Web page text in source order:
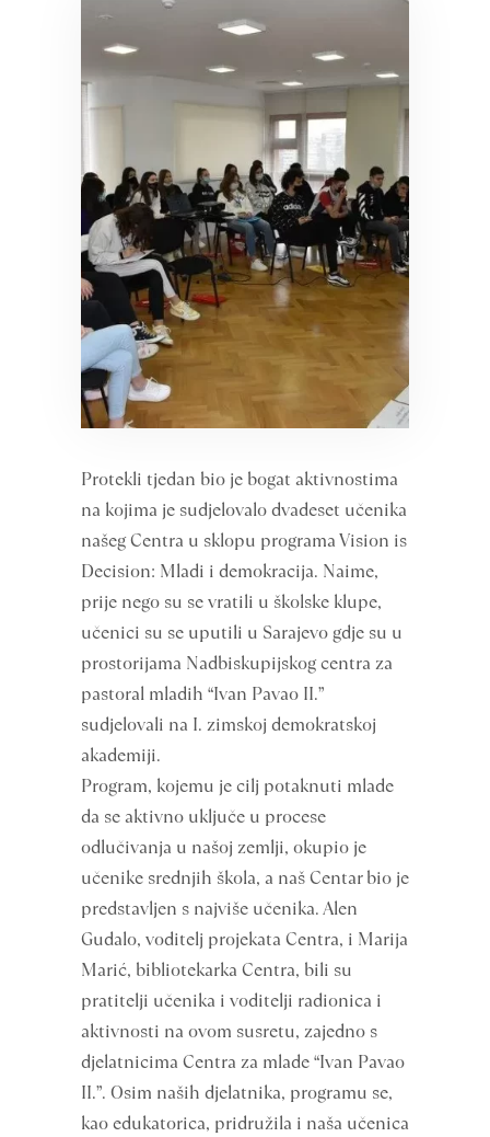
Protekli tjedan bio je bogat aktivnostima
na kojima je sudjelovalo dvadeset učenika
našeg Centra u sklopu programa Vision is
Decision: Mladi i demokracija. Naime,
prije nego su se vratili u školske klupe,
učenici su se uputili u Sarajevo gdje su u
prostorijama Nadbiskupijskog centra za
pastoral mladih “Ivan Pavao II.”
sudjelovali na I. zimskoj demokratskoj
akademiji.
Program, kojemu je cilj potaknuti mlade
da se aktivno uključe u procese
odlučivanja u našoj zemlji, okupio je
učenike srednjih škola, a naš Centar bio je
predstavljen s najviše učenika. Alen
Gudalo, voditelj projekata Centra, i Marija
Marić, bibliotekarka Centra, bili su
pratitelji učenika i voditelji radionica i
aktivnosti na ovom susretu, zajedno s
djelatnicima Centra za mlade “Ivan Pavao
II.”. Osim naših djelatnika, programu se,
kao edukatorica, pridružila i naša učenica